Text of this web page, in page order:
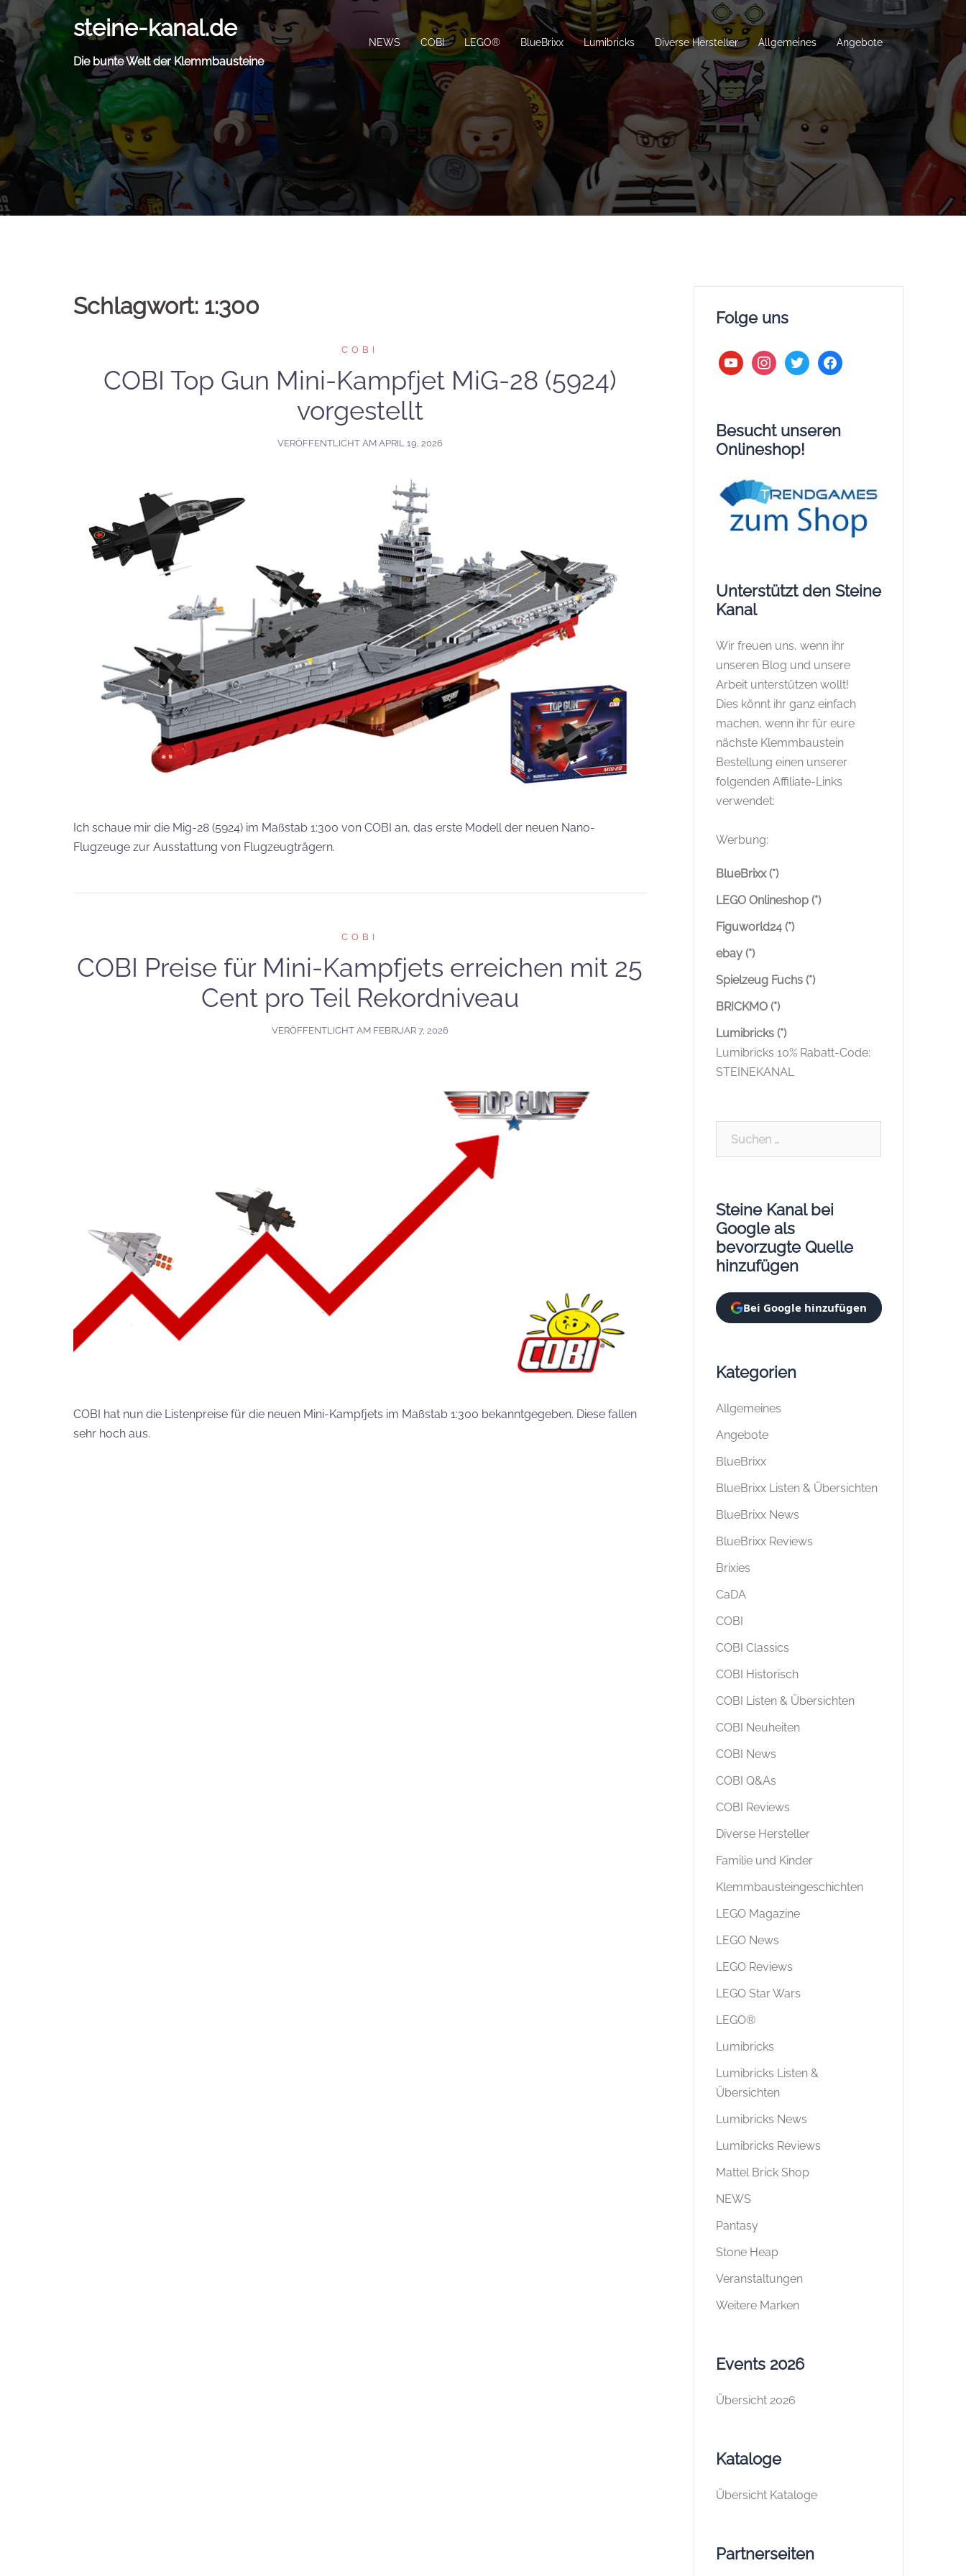
Zum
Inhalt
springen
steine-kanal.de
Die bunte Welt der Klemmbausteine
NEWS COBI LEGO® BlueBrixx Lumibricks Diverse Hersteller Allgemeines Angebote
Schlagwort: 1:300
COBI
COBI Top Gun Mini-Kampfjet MiG-28 (5924)
vorgestellt
VERÖFFENTLICHT AM APRIL 19, 2026
Ich schaue mir die Mig-28 (5924) im Maßstab 1:300 von COBI an, das erste Modell der neuen Nano-
Flugzeuge zur Ausstattung von Flugzeugträgern.
COBI
COBI Preise für Mini-Kampfjets erreichen mit 25
Cent pro Teil Rekordniveau
VERÖFFENTLICHT AM FEBRUAR 7, 2026
COBI hat nun die Listenpreise für die neuen Mini-Kampfjets im Maßstab 1:300 bekanntgegeben. Diese fallen
sehr hoch aus.
Folge uns
youtubeinstagram
twitter facebook
Besucht unseren
Onlineshop!
Unterstützt den Steine
Kanal
Wir freuen uns, wenn ihr
unseren Blog und unsere
Arbeit unterstützen wollt!
Dies könnt ihr ganz einfach
machen, wenn ihr für eure
nächste Klemmbaustein
Bestellung einen unserer
folgenden Affiliate-Links
verwendet:
Werbung:
BlueBrixx (*)
LEGO Onlineshop (*)
Figuworld24 (*)
ebay (*)
Spielzeug Fuchs (*)
BRICKMO (*)
Lumibricks (*)
Lumibricks 10% Rabatt-Code:
STEINEKANAL
Steine Kanal bei
Google als
bevorzugte Quelle
hinzufügen
Bei Google hinzufügen
Kategorien
Allgemeines
Angebote
BlueBrixx
BlueBrixx Listen & Übersichten
BlueBrixx News
BlueBrixx Reviews
Brixies
CaDA
COBI
COBI Classics
COBI Historisch
COBI Listen & Übersichten
COBI Neuheiten
COBI News
COBI Q&As
COBI Reviews
Diverse Hersteller
Familie und Kinder
Klemmbausteingeschichten
LEGO Magazine
LEGO News
LEGO Reviews
LEGO Star Wars
LEGO®
Lumibricks
Lumibricks Listen &
Übersichten
Lumibricks News
Lumibricks Reviews
Mattel Brick Shop
NEWS
Pantasy
Stone Heap
Veranstaltungen
Weitere Marken
Events 2026
Übersicht 2026
Kataloge
Übersicht Kataloge
Partnerseiten